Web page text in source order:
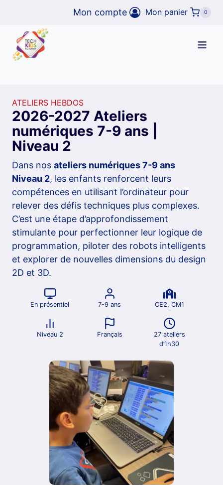
contenu
Mon compte Mon panier 0
ATELIERS HEBDOS
2026-2027 Ateliers
numériques 7-9 ans |
Niveau 2
Dans nos ateliers numériques 7-9 ans
Niveau 2, les enfants renforcent leurs
compétences en utilisant l’ordinateur pour
relever des défis techniques plus complexes.
C’est une étape d’approfondissement
stimulante pour perfectionner leur logique de
programmation, piloter des robots intelligents
et explorer de nouvelles dimensions du design
2D et 3D.
En présentiel 7-9 ans CE2, CM1
Niveau 2 Français
27 ateliers
d’1h30